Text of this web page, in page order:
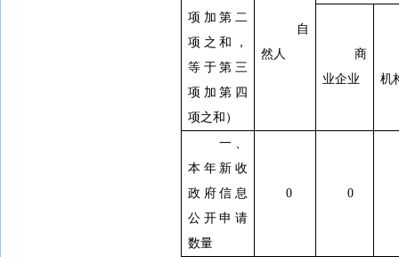
项加第二
项之和，
等于第三
项加第四
项之和）
自
然人
商
业企业
机
一、
本年新收
政府信息
公开申请
数量
0 0